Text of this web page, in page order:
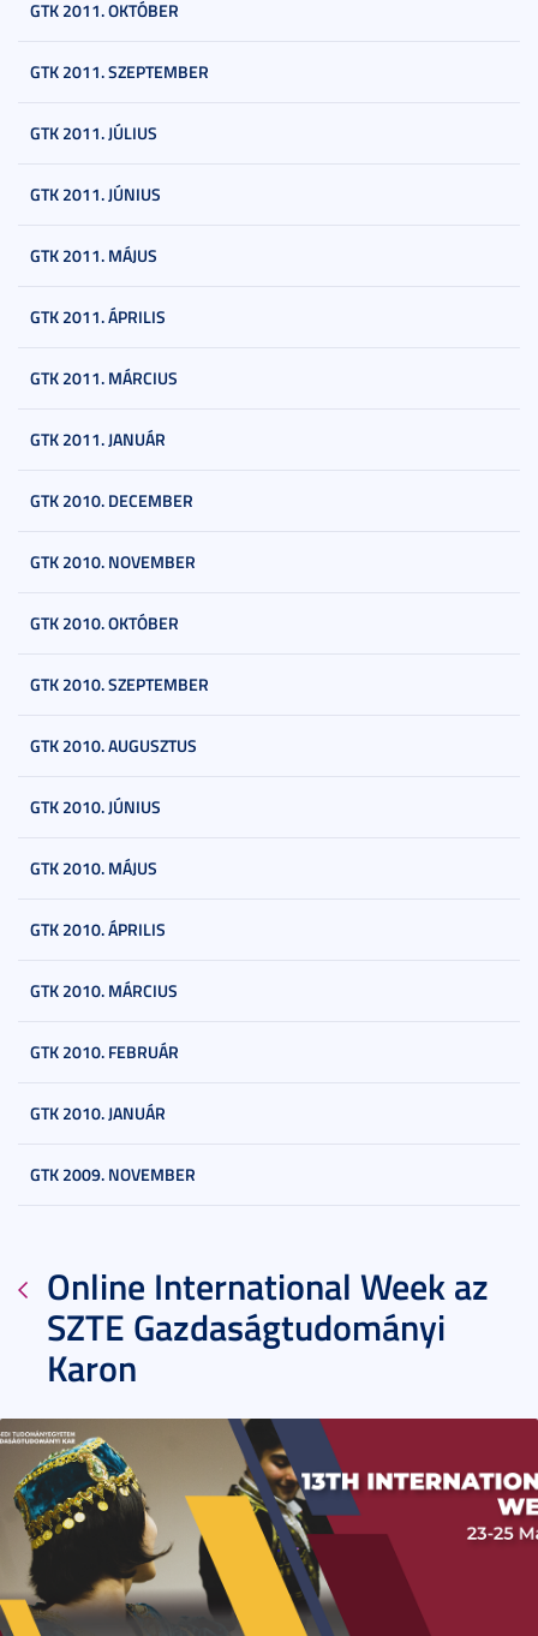
GTK 2011. OKTÓBER
GTK 2011. SZEPTEMBER
GTK 2011. JÚLIUS
GTK 2011. JÚNIUS
GTK 2011. MÁJUS
GTK 2011. ÁPRILIS
GTK 2011. MÁRCIUS
GTK 2011. JANUÁR
GTK 2010. DECEMBER
GTK 2010. NOVEMBER
GTK 2010. OKTÓBER
GTK 2010. SZEPTEMBER
GTK 2010. AUGUSZTUS
GTK 2010. JÚNIUS
GTK 2010. MÁJUS
GTK 2010. ÁPRILIS
GTK 2010. MÁRCIUS
GTK 2010. FEBRUÁR
GTK 2010. JANUÁR
GTK 2009. NOVEMBER
Online International Week az
SZTE Gazdaságtudományi
Karon